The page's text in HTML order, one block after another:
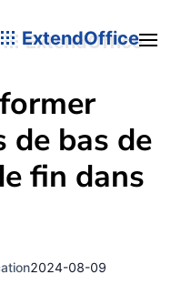
ExtendOffice
bas de
fin dans
2024-08-09